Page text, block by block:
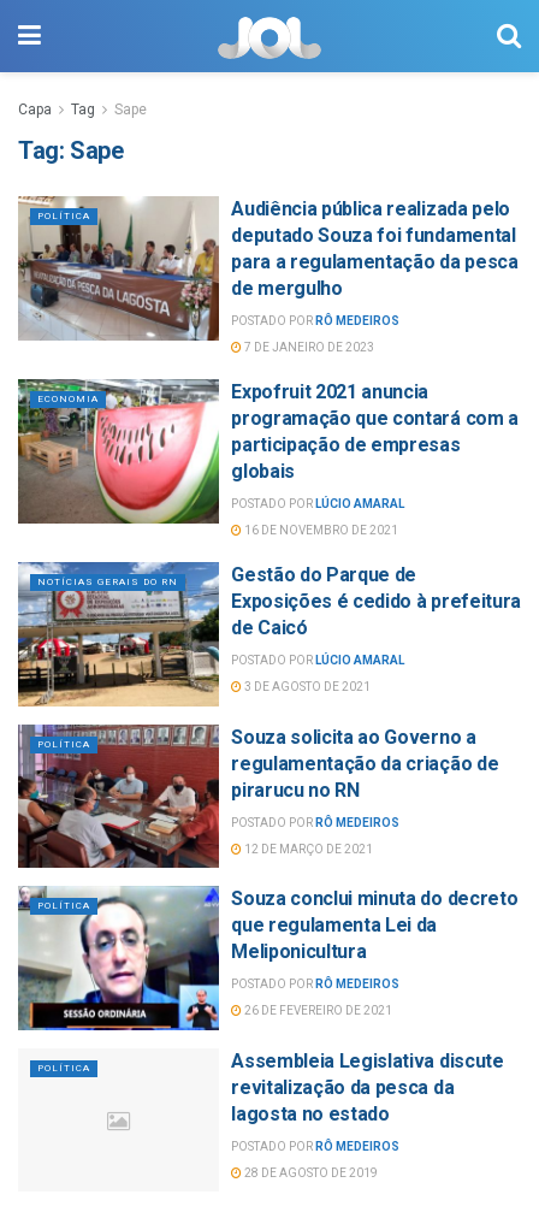
Capa Tag Sape
Tag: Sape
POLÍTICA
Audiência pública realizada pelo
deputado Souza foi fundamental
para a regulamentação da pesca
de mergulho
POSTADO POR RÔ MEDEIROS
7 DE JANEIRO DE 2023
ECONOMIA
Expofruit 2021 anuncia
programação que contará com a
participação de empresas
globais
POSTADO POR LÚCIO AMARAL
16 DE NOVEMBRO DE 2021
NOTÍCIAS GERAIS DO RN
Gestão do Parque de
Exposições é cedido à prefeitura
de Caicó
POSTADO POR LÚCIO AMARAL
3 DE AGOSTO DE 2021
POLÍTICA
Souza solicita ao Governo a
regulamentação da criação de
pirarucu no RN
POSTADO POR RÔ MEDEIROS
12 DE MARÇO DE 2021
POLÍTICA
Souza conclui minuta do decreto
que regulamenta Lei da
Meliponicultura
POSTADO POR RÔ MEDEIROS
26 DE FEVEREIRO DE 2021
POLÍTICA
Assembleia Legislativa discute
revitalização da pesca da
lagosta no estado
POSTADO POR RÔ MEDEIROS
28 DE AGOSTO DE 2019